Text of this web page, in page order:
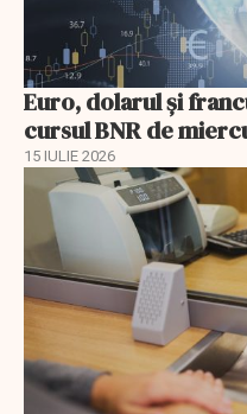
Euro, dolarul și
cursul BNR de
15 IULIE 2026